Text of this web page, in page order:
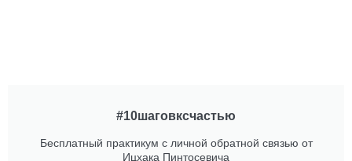
#10шаговксчастью
Бесплатный практикум с личной обратной связью от
Ицхака Пинтосевича